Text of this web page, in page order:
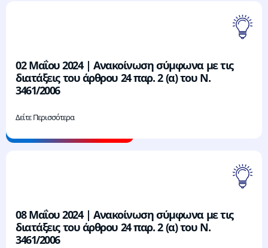
02 Μαΐου 2024 | Ανακοίνωση σύμφωνα με τις
διατάξεις του άρθρου 24 παρ. 2 (α) του Ν.
3461/2006
Δείτε Περισσότερα
08 Μαΐου 2024 | Ανακοίνωση σύμφωνα με τις
διατάξεις του άρθρου 24 παρ. 2 (α) του Ν.
3461/2006